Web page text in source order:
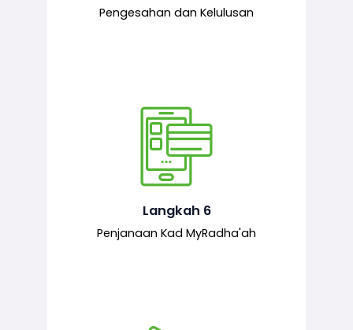
Pengesahan dan Kelulusan
Langkah 6
Penjanaan Kad MyRadha'ah
Setelah permohonan diluluskan, kad
MyRadha’ah akan dijana.